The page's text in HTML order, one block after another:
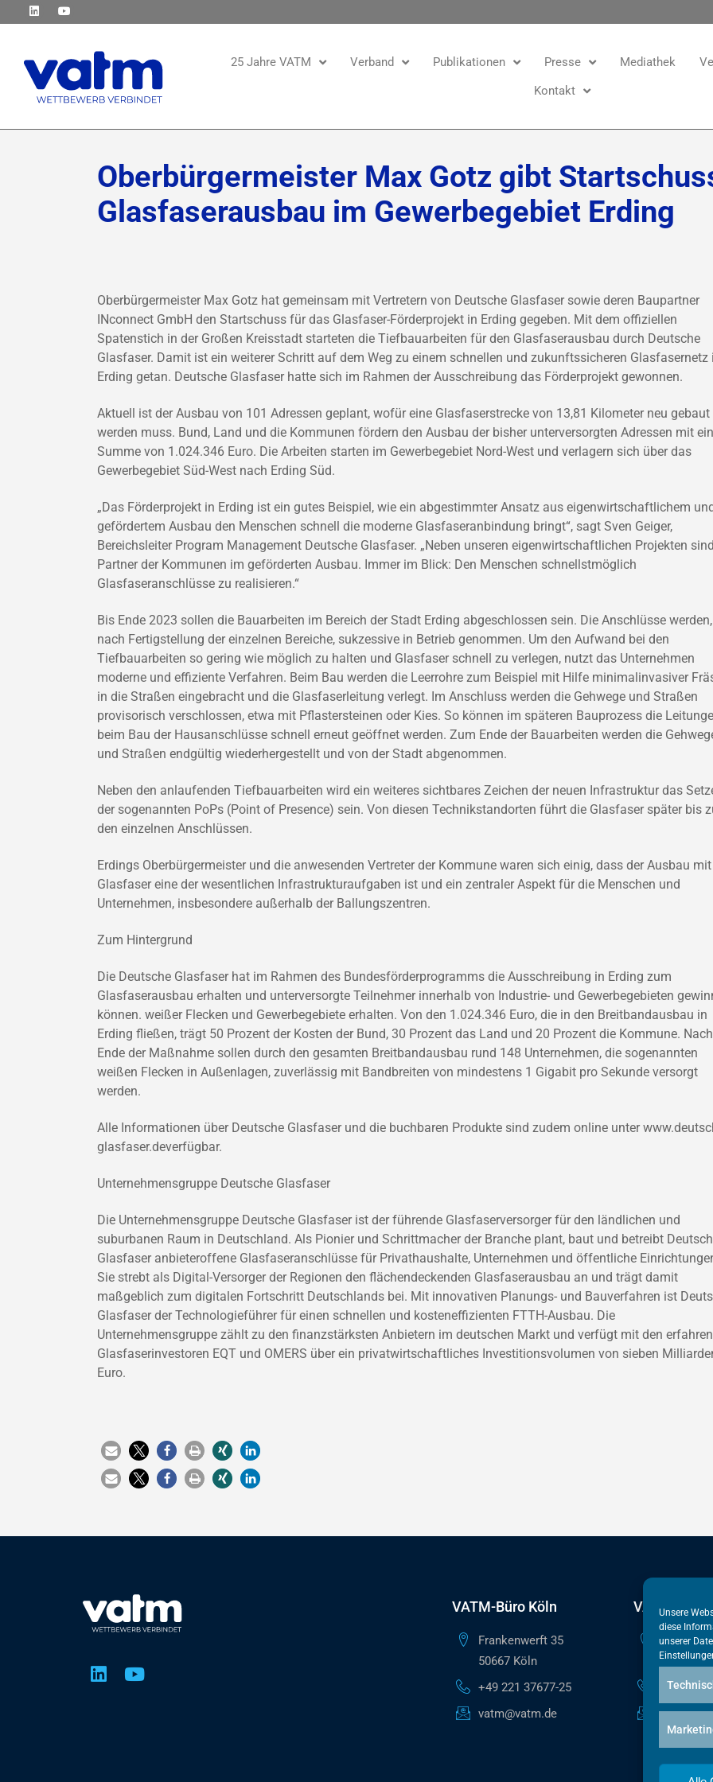
Unsere
diese
unserer
25 Jahre VATM Verband Publikationen Presse Mediathek
Kontakt
Oberbürgermeister Max Gotz gibt
Glasfaserausbau im Gewerbegebiet Erding
Oberbürgermeister Max Gotz hat gemeinsam mit Vertretern von Deutsche Glasfaser sowie deren Baupartner
INconnect GmbH den Startschuss für das Glasfaser-Förderprojekt in Erding gegeben. Mit dem offiziellen
Spatenstich in der Großen Kreisstadt starteten die Tiefbauarbeiten für den Glasfaserausbau durch Deutsche
Glasfaser. Damit ist ein weiterer Schritt auf dem Weg zu einem schnellen und zukunftssicheren Glasfasernetz
Erding getan. Deutsche Glasfaser hatte sich im Rahmen der Ausschreibung das Förderprojekt gewonnen.
Aktuell ist der Ausbau von 101 Adressen geplant, wofür eine Glasfaserstrecke von 13,81 Kilometer neu gebaut
werden muss. Bund, Land und die Kommunen fördern den Ausbau der bisher unterversorgten Adressen mit
Summe von 1.024.346 Euro. Die Arbeiten starten im Gewerbegebiet Nord-West und verlagern sich über das
Gewerbegebiet Süd-West nach Erding Süd.
„Das Förderprojekt in Erding ist ein gutes Beispiel, wie ein abgestimmter Ansatz aus eigenwirtschaftlichem
gefördertem Ausbau den Menschen schnell die moderne Glasfaseranbindung bringt“, sagt Sven Geiger,
Bereichsleiter Program Management Deutsche Glasfaser. „Neben unseren eigenwirtschaftlichen Projekten
Partner der Kommunen im geförderten Ausbau. Immer im Blick: Den Menschen schnellstmöglich
Glasfaseranschlüsse zu realisieren.“
Bis Ende 2023 sollen die Bauarbeiten im Bereich der Stadt Erding abgeschlossen sein. Die Anschlüsse
nach Fertigstellung der einzelnen Bereiche, sukzessive in Betrieb genommen. Um den Aufwand bei den
Tiefbauarbeiten so gering wie möglich zu halten und Glasfaser schnell zu verlegen, nutzt das Unternehmen
moderne und effiziente Verfahren. Beim Bau werden die Leerrohre zum Beispiel mit Hilfe minimalinvasiver
in die Straßen eingebracht und die Glasfaserleitung verlegt. Im Anschluss werden die Gehwege und Straßen
provisorisch verschlossen, etwa mit Pflastersteinen oder Kies. So können im späteren Bauprozess die
beim Bau der Hausanschlüsse schnell erneut geöffnet werden. Zum Ende der Bauarbeiten werden die
und Straßen endgültig wiederhergestellt und von der Stadt abgenommen.
Neben den anlaufenden Tiefbauarbeiten wird ein weiteres sichtbares Zeichen der neuen Infrastruktur das
der sogenannten PoPs (Point of Presence) sein. Von diesen Technikstandorten führt die Glasfaser später bis
den einzelnen Anschlüssen.
Erdings Oberbürgermeister und die anwesenden Vertreter der Kommune waren sich einig, dass der Ausbau mit
Glasfaser eine der wesentlichen Infrastrukturaufgaben ist und ein zentraler Aspekt für die Menschen und
Unternehmen, insbesondere außerhalb der Ballungszentren.
Zum Hintergrund
Die Deutsche Glasfaser hat im Rahmen des Bundesförderprogramms die Ausschreibung in Erding zum
Glasfaserausbau erhalten und unterversorgte Teilnehmer innerhalb von Industrie- und Gewerbegebieten
können. weißer Flecken und Gewerbegebiete erhalten. Von den 1.024.346 Euro, die in den Breitbandausbau in
Erding fließen, trägt 50 Prozent der Kosten der Bund, 30 Prozent das Land und 20 Prozent die Kommune. Nach
Ende der Maßnahme sollen durch den gesamten Breitbandausbau rund 148 Unternehmen, die sogenannten
weißen Flecken in Außenlagen, zuverlässig mit Bandbreiten von mindestens 1 Gigabit pro Sekunde versorgt
werden.
Alle Informationen über Deutsche Glasfaser und die buchbaren Produkte sind zudem online unter
glasfaser.deverfügbar.
Unternehmensgruppe Deutsche Glasfaser
Die Unternehmensgruppe Deutsche Glasfaser ist der führende Glasfaserversorger für den ländlichen und
suburbanen Raum in Deutschland. Als Pionier und Schrittmacher der Branche plant, baut und betreibt
Glasfaser anbieteroffene Glasfaseranschlüsse für Privathaushalte, Unternehmen und öffentliche
Sie strebt als Digital-Versorger der Regionen den flächendeckenden Glasfaserausbau an und trägt damit
maßgeblich zum digitalen Fortschritt Deutschlands bei. Mit innovativen Planungs- und Bauverfahren ist
Glasfaser der Technologieführer für einen schnellen und kosteneffizienten FTTH-Ausbau. Die
Unternehmensgruppe zählt zu den finanzstärksten Anbietern im deutschen Markt und verfügt mit den
Glasfaserinvestoren EQT und OMERS über ein privatwirtschaftliches Investitionsvolumen von sieben
Euro.
VATM-Büro Köln
Frankenwerft 35
50667 Köln
+49 221 37677-25
vatm@vatm.de
VATM-
10117
+49 30